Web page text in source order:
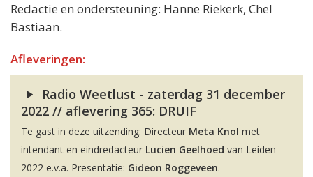
Redactie en ondersteuning: Hanne Riekerk, Chel
Bastiaan.
Afleveringen:
Radio Weetlust - zaterdag 31 december
2022 // aflevering 365: DRUIF
Te gast in deze uitzending: Directeur Meta Knol met
intendant en eindredacteur Lucien Geelhoed van Leiden
2022 e.v.a. Presentatie: Gideon Roggeveen.